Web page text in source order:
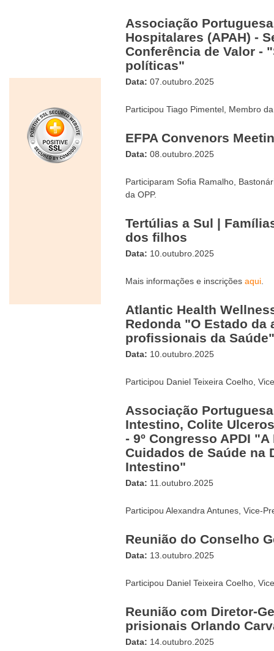
Associação
Hospitalares (APAH) -
Conferência de Valor -
políticas"
Data: 07.outubro.2025
Participou Tiago Pimentel, Membro
EFPA Convenors
Data: 08.outubro.2025
Participaram Sofia Ramalho,
da OPP.
Tertúlias a Sul |
dos filhos
Data: 10.outubro.2025
Mais informações e inscrições aqui
Atlantic Health
Redonda "O Estado da
profissionais da Saúde"
Data: 10.outubro.2025
Participou Daniel Teixeira Coelho,
Associação
Intestino, Colite
- 9º Congresso APDI
Cuidados de Saúde na
Intestino"
Data: 11.outubro.2025
Participou Alexandra Antunes, Vice-
Reunião do Conselho
Data: 13.outubro.2025
Participou Daniel Teixeira Coelho,
Reunião com Diretor-
prisionais Orlando
Data: 14.outubro.2025